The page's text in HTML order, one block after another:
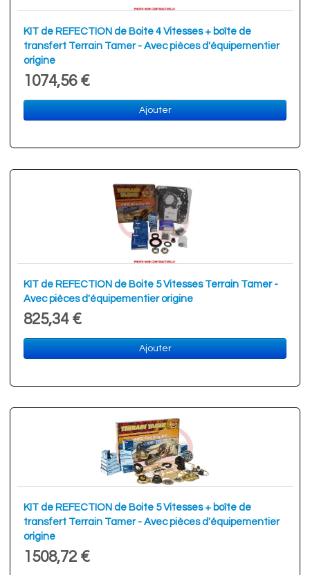
KIT de REFECTION de Boite 4 Vitesses + boîte de
transfert Terrain Tamer - Avec pièces d'équipementier
origine
1074,56 €
Ajouter
KIT de REFECTION de Boite 5 Vitesses Terrain Tamer -
Avec pièces d'équipementier origine
825,34 €
Ajouter
KIT de REFECTION de Boite 5 Vitesses + boîte de
transfert Terrain Tamer - Avec pièces d'équipementier
origine
1508,72 €